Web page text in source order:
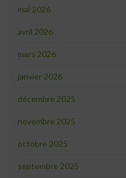
mai 2026
avril 2026
mars 2026
janvier 2026
décembre 2025
novembre 2025
octobre 2025
septembre 2025